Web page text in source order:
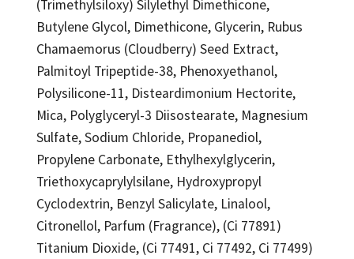
(Trimethylsiloxy) Silylethyl Dimethicone,
Butylene Glycol, Dimethicone, Glycerin, Rubus
Chamaemorus (Cloudberry) Seed Extract,
Palmitoyl Tripeptide-38, Phenoxyethanol,
Polysilicone-11, Disteardimonium Hectorite,
Mica, Polyglyceryl-3 Diisostearate, Magnesium
Sulfate, Sodium Chloride, Propanediol,
Propylene Carbonate, Ethylhexylglycerin,
Triethoxycaprylylsilane, Hydroxypropyl
Cyclodextrin, Benzyl Salicylate, Linalool,
Citronellol, Parfum (Fragrance), (Ci 77891)
Titanium Dioxide, (Ci 77491, Ci 77492, Ci 77499)